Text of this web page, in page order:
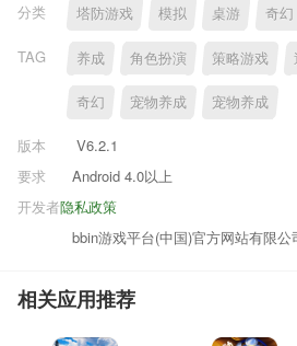
分类
塔防游戏 模拟 桌游 奇幻
TAG 养成 角色扮演 策略游戏
奇幻 宠物养成 宠物养成
版本
V6.2.1
要求
Android 4.0以上
隐私政策
开发者
bbin游戏平台(中国)官方网站有限公
相关应用推荐